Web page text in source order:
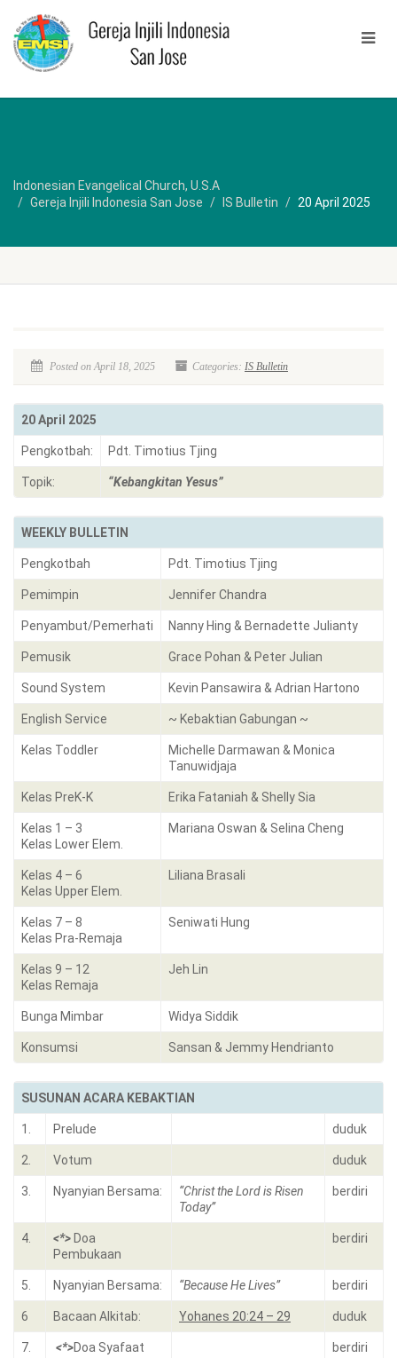
Indonesian Evangelical Church, U.S.A
Gereja Injili Indonesia San Jose
IS Bulletin 20 April 2025
Posted on April 18, 2025 Categories: IS Bulletin
20 April 2025
Pengkotbah: Pdt. Timotius Tjing
Topik: “Kebangkitan Yesus”
WEEKLY BULLETIN
Pengkotbah Pdt. Timotius Tjing
Pemimpin Jennifer Chandra
Penyambut/Pemerhati Nanny Hing & Bernadette Julianty
Pemusik Grace Pohan & Peter Julian
Sound System Kevin Pansawira & Adrian Hartono
English Service ~ Kebaktian Gabungan ~
Kelas Toddler
Michelle Darmawan & Monica
Tanuwidjaja
Kelas PreK-K Erika Fataniah & Shelly Sia
Kelas 1 – 3
Kelas Lower Elem.
Mariana Oswan & Selina Cheng
Kelas 4 – 6
Kelas Upper Elem.
Liliana Brasali
Kelas 7 – 8
Kelas Pra-Remaja
Seniwati Hung
Kelas 9 – 12
Kelas Remaja
Jeh Lin
Bunga Mimbar Widya Siddik
Konsumsi Sansan & Jemmy Hendrianto
SUSUNAN ACARA KEBAKTIAN
1. Prelude duduk
2. Votum duduk
3. Nyanyian Bersama:
“Christ the Lord is Risen
Today”
berdiri
4. <*> Doa
Pembukaan
berdiri
5. Nyanyian Bersama: “Because He Lives” berdiri
6 Bacaan Alkitab: Yohanes 20:24 – 29 duduk
7. <*>Doa Syafaat berdiri